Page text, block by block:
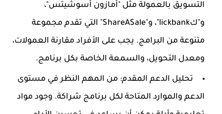
التسويق بالعمولة مثل "أمازون أسوشيتس"،
و"كlickbank"، و"ShareASale" التي تقدم مجموعة
متنوعة من البرامج. يجب على الأفراد مقارنة العمولات،
ومعدل التحويل، والسمعة الخاصة بكل برنامج.
تحليل الدعم المقدم: من المهم النظر في مستوى
الدعم والموارد المتاحة لكل برنامج شراكة. وجود مواد